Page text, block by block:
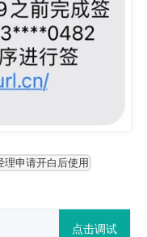
理申请开白后使用
点击调试